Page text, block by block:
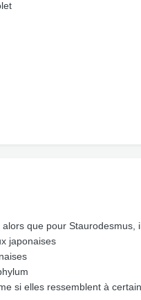
que pour Staurodesmus,
japonaises
si elles ressemblent à